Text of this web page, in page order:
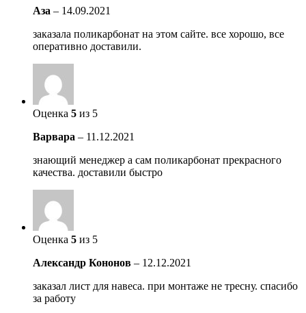
Аза – 14.09.2021
заказала поликарбонат на этом сайте. все хорошо, все
оперативно доставили.
Оценка 5 из 5
Варвара – 11.12.2021
знающий менеджер а сам поликарбонат прекрасного
качества. доставили быстро
Оценка 5 из 5
Александр Кононов – 12.12.2021
заказал лист для навеса. при монтаже не тресну. спасибо
за работу